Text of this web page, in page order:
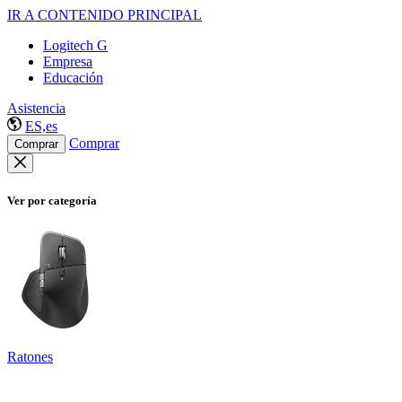
IR A CONTENIDO PRINCIPAL
Logitech G
Empresa
Educación
Asistencia
ES,es
Comprar Comprar
Ver por categoría
Ratones